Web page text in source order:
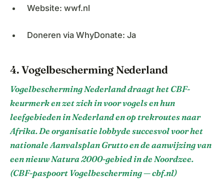
Website: wwf.nl
Doneren via WhyDonate: Ja
4. Vogelbescherming Nederland
Vogelbescherming Nederland draagt het CBF-
keurmerk en zet zich in voor vogels en hun
leefgebieden in Nederland en op trekroutes naar
Afrika. De organisatie lobbyde succesvol voor het
nationale Aanvalsplan Grutto en de aanwijzing van
een nieuw Natura 2000-gebied in de Noordzee.
(CBF-paspoort Vogelbescherming — cbf.nl)